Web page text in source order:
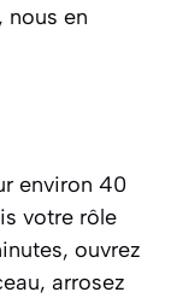
nous en
environ 40
votre rôle
ouvrez
arrosez